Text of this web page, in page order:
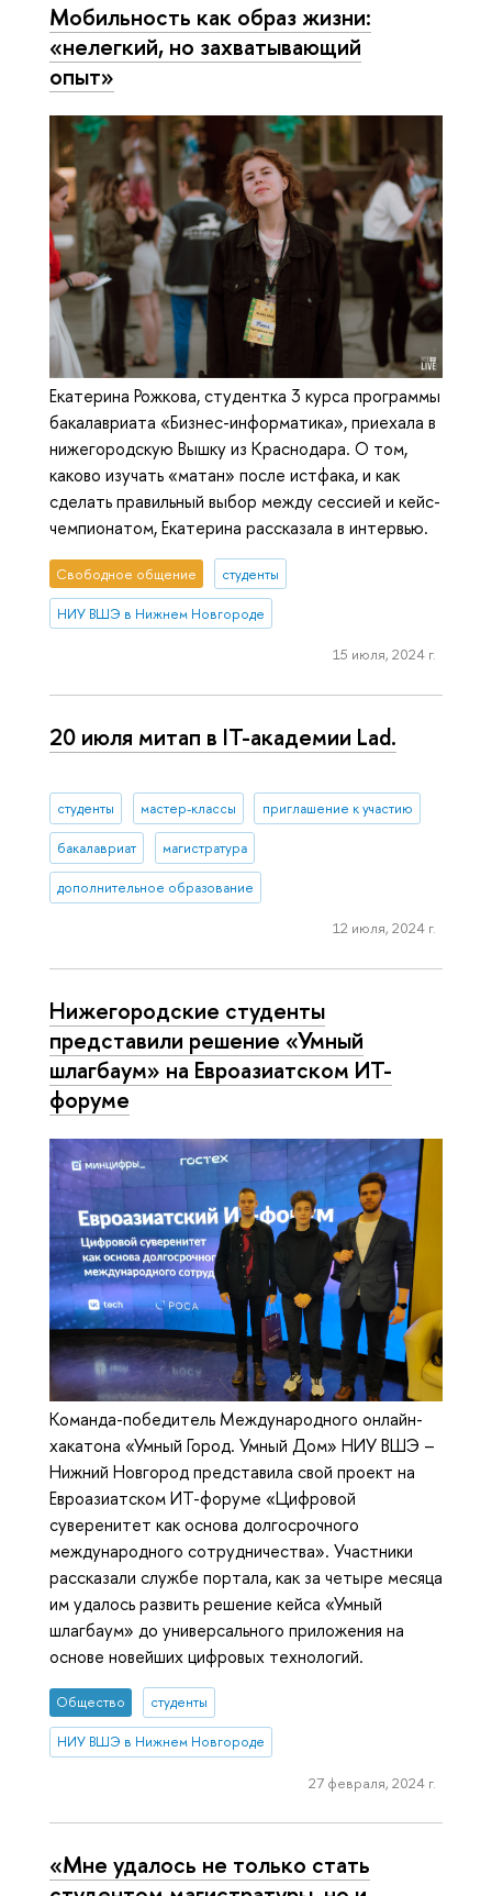
Мобильность как образ жизни:
«нелегкий, но захватывающий
опыт»
Екатерина Рожкова, студентка 3 курса программы
бакалавриата «Бизнес-информатика», приехала в
нижегородскую Вышку из Краснодара. О том,
каково изучать «матан» после истфака, и как
сделать правильный выбор между сессией и кейс-
чемпионатом, Екатерина рассказала в интервью.
Свободное общение студенты
НИУ ВШЭ в Нижнем Новгороде
15 июля, 2024 г.
20 июля митап в IT-академии Lad.
студенты мастер-классы приглашение к участию
бакалавриат магистратура
дополнительное образование
12 июля, 2024 г.
Нижегородские студенты
представили решение «Умный
шлагбаум» на Евроазиатском ИТ-
форуме
Команда-победитель Международного онлайн-
хакатона «Умный Город. Умный Дом» НИУ ВШЭ –
Нижний Новгород представила свой проект на
Евроазиатском ИТ-форуме «Цифровой
суверенитет как основа долгосрочного
международного сотрудничества». Участники
рассказали службе портала, как за четыре месяца
им удалось развить решение кейса «Умный
шлагбаум» до универсального приложения на
основе новейших цифровых технологий.
Общество студенты
НИУ ВШЭ в Нижнем Новгороде
27 февраля, 2024 г.
«Мне удалось не только стать